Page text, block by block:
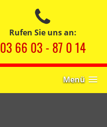
Rufen Sie uns an:
03 66 03 - 87 0 14
Menü